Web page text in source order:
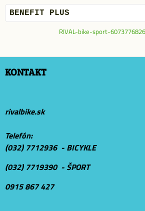
BENEFIT PLUS
RIVAL-bike-sport-
KONTAKT
rivalbike.sk
Telefón:
(032) 7712936 - BICYKLE
(032) 7719390 - ŠPORT
0915 867 427